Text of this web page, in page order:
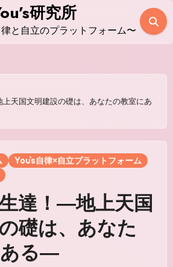
研究所
と自立のプラットフォーム〜
天国文明建設の礎は、あなたの教室にあ
You`s自律×自立プラットフォーム
達！―地上天国
礎は、あなた
る―